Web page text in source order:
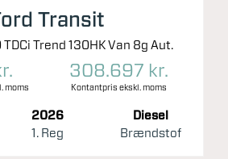
Transit
Trend 130HK Van 8g Aut.
moms
308.697 kr.
Kontantpris ekskl. moms
2026
1. Reg
Diesel
Brændstof